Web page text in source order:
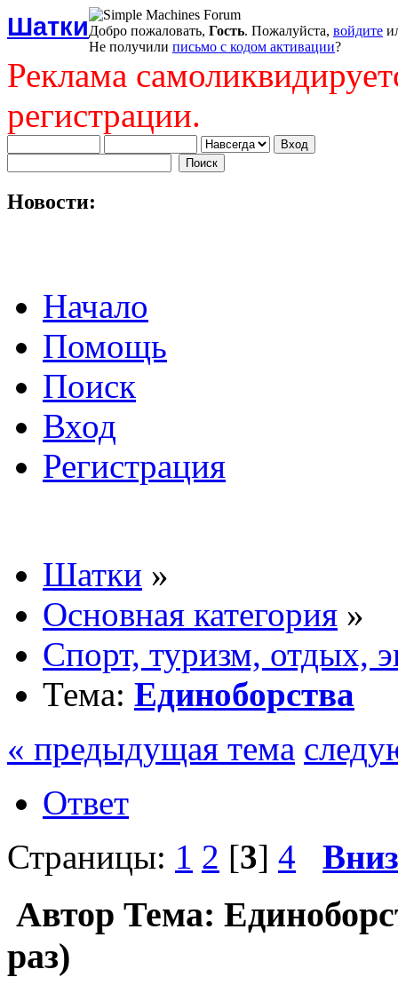
ШаткиДобро пожаловать, Гость. Пожалуйста, войдите
Не получили письмо с кодом активации?
Реклама
регистрации.
Новости:
Начало
Помощь
Поиск
Вход
Регистрация
Шатки »
Основная категория »
Спорт, туризм, отдых,
Тема: Единоборства
« предыдущая тема
Ответ
Страницы: 1 2 [3] 4 Вниз
Автор Тема:
раз)